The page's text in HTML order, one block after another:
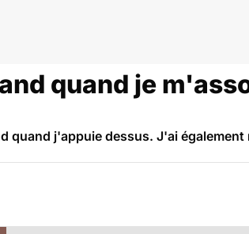
quand je
quand j'appuie dessus. J'ai